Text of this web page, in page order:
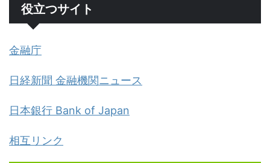
役立つサイト
金融庁
日経新聞 金融機関ニュース
日本銀行 Bank of Japan
相互リンク